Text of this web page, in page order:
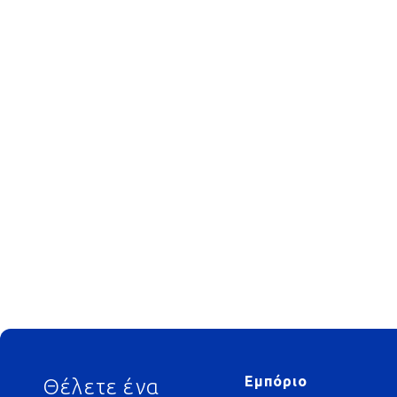
Footer
Θέλετε ένα
Εμπόριο